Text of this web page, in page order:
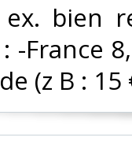
ex. bien
-France
(z B : 15